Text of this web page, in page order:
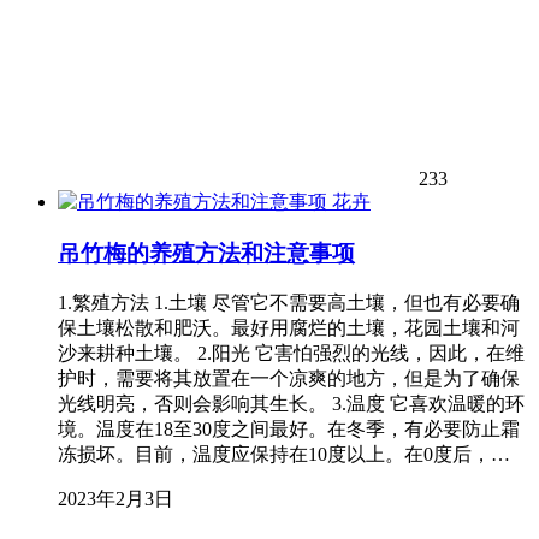
233
花卉
吊竹梅的养殖方法和注意事项
1.繁殖方法 1.土壤 尽管它不需要高土壤，但也有必要确
保土壤松散和肥沃。最好用腐烂的土壤，花园土壤和河
沙来耕种土壤。 2.阳光 它害怕强烈的光线，因此，在维
护时，需要将其放置在一个凉爽的地方，但是为了确保
光线明亮，否则会影响其生长。 3.温度 它喜欢温暖的环
境。温度在18至30度之间最好。在冬季，有必要防止霜
冻损坏。目前，温度应保持在10度以上。在0度后，…
2023年2月3日